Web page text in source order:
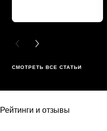
PREVIOUS CARD
NEXT CARD
СМОТРЕТЬ ВСЕ СТАТЬИ
Рейтинги и отзывы